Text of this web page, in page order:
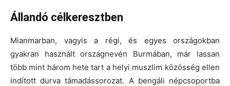
Állandó célkeresztben
Mianmarban, vagyis a régi, és egyes országokban
gyakran használt országnevén Burmában, már lassan
több mint három hete tart a helyi muszlim közösség ellen
indított durva támadássorozat. A bengáli népcsoportba